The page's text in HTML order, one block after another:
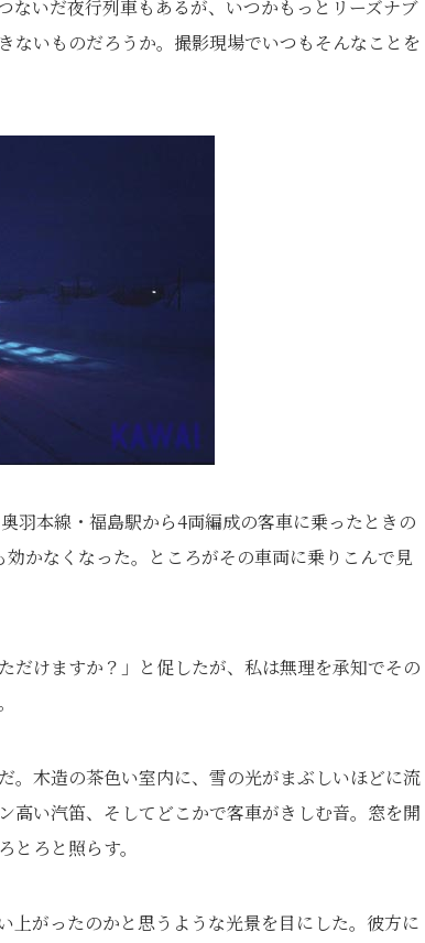
いだ夜行列車もあるが、いつかもっとリーズナブ
ないものだろうか。撮影現場でいつもそんなことを
羽本線・福島駅から4両編成の客車に乗ったときの
かなくなった。ところがその車両に乗りこんで見
だけますか？」と促したが、私は無理を承知でその
。木造の茶色い室内に、雪の光がまぶしいほどに流
高い汽笛、そしてどこかで客車がきしむ音。窓を開
ろと照らす。
上がったのかと思うような光景を目にした。彼方に